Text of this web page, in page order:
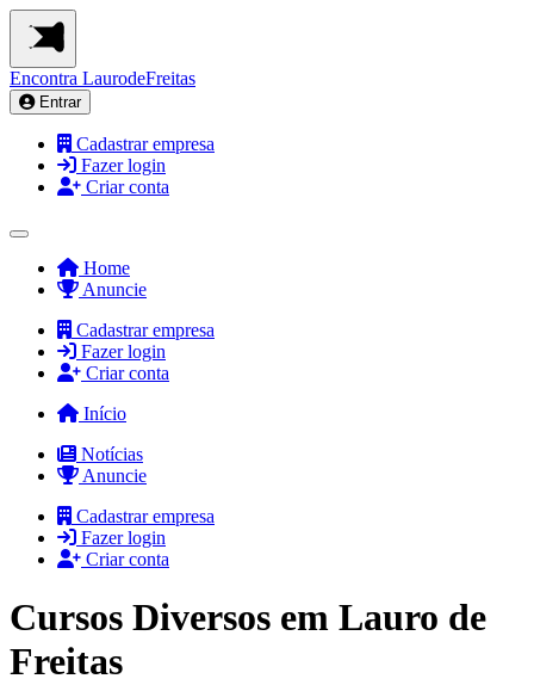
Encontra LaurodeFreitas
Entrar
Cadastrar empresa
Fazer login
Criar conta
Home
Anuncie
Cadastrar empresa
Fazer login
Criar conta
Início
Notícias
Anuncie
Cadastrar empresa
Fazer login
Criar conta
Cursos Diversos em Lauro de
Freitas